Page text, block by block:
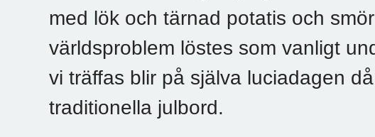
med lök och tärnad potatis och
världsproblem löstes som vanligt
vi träffas blir på själva luciadagen
traditionella julbord.